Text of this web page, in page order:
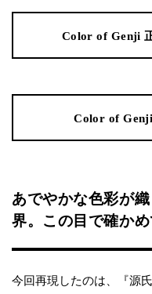
Color of Genji
Color of
あでやかな色彩が
界。この目で確か
今回再現したのは、『源